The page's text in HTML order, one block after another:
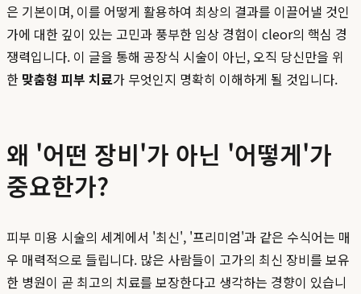
은 기본이며, 이를 어떻게 활용하여 최상의 결과를 이끌어낼 것인
가에 대한 깊이 있는 고민과 풍부한 임상 경험이 cleor의 핵심 경
쟁력입니다. 이 글을 통해 공장식 시술이 아닌, 오직 당신만을 위
한 맞춤형 피부 치료가 무엇인지 명확히 이해하게 될 것입니다.
왜 '어떤 장비'가 아닌 '어떻게'가
중요한가?
피부 미용 시술의 세계에서 '최신', '프리미엄'과 같은 수식어는 매
우 매력적으로 들립니다. 많은 사람들이 고가의 최신 장비를 보유
한 병원이 곧 최고의 치료를 보장한다고 생각하는 경향이 있습니